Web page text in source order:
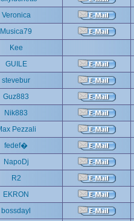
Veronica
Musica79
Kee
GUILE
stevebur
Guz883
Nik883
Pezzali
fedef�
NapoDj
R2
EKRON
bossdayl